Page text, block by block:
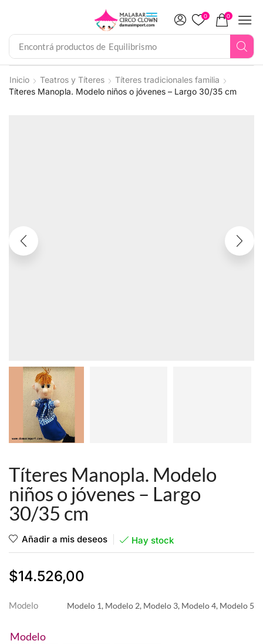
Encontrá productos de Equilibrismo
0 0
Inicio Teatros y Títeres
Títeres tradicionales familia
Títeres Manopla. Modelo niños o jóvenes – Largo 30/35 cm
Títeres Manopla. Modelo
niños o jóvenes – Largo
30/35 cm
Añadir a mis deseos Hay stock
$14.526,00
Modelo Modelo 1, Modelo 2, Modelo 3, Modelo 4, Modelo 5
Modelo